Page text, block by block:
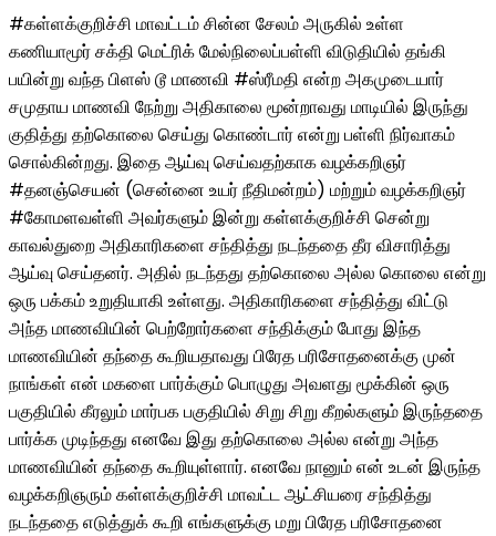
#கள்ளக்குறிச்சி மாவட்டம் சின்ன சேலம் அருகில் உள்ள
கணியாமூர் சக்தி மெட்ரிக் மேல்நிலைப்பள்ளி விடுதியில் தங்கி
பயின்று வந்த பிளஸ் டூ மாணவி #ஸ்ரீமதி என்ற அகமுடையார்
சமுதாய மாணவி நேற்று அதிகாலை மூன்றாவது மாடியில் இருந்து
குதித்து தற்கொலை செய்து கொண்டார் என்று பள்ளி நிர்வாகம்
சொல்கின்றது. இதை ஆய்வு செய்வதற்காக வழக்கறிஞர்
#தனஞ்செயன் (சென்னை உயர் நீதிமன்றம்) மற்றும் வழக்கறிஞர்
#கோமளவள்ளி அவர்களும் இன்று கள்ளக்குறிச்சி சென்று
காவல்துறை அதிகாரிகளை சந்தித்து நடந்ததை தீர விசாரித்து
ஆய்வு செய்தனர். அதில் நடந்தது தற்கொலை அல்ல கொலை என்று
ஒரு பக்கம் உறுதியாகி உள்ளது. அதிகாரிகளை சந்தித்து விட்டு
அந்த மாணவியின் பெற்றோர்களை சந்திக்கும் போது இந்த
மாணவியின் தந்தை கூறியதாவது பிரேத பரிசோதனைக்கு முன்
நாங்கள் என் மகளை பார்க்கும் பொழுது அவளது மூக்கின் ஒரு
பகுதியில் கீரலும் மார்பக பகுதியில் சிறு சிறு கீறல்களும் இருந்ததை
பார்க்க முடிந்தது எனவே இது தற்கொலை அல்ல என்று அந்த
மாணவியின் தந்தை கூறியுள்ளார். எனவே நானும் என் உடன் இருந்த
வழக்கறிஞரும் கள்ளக்குறிச்சி மாவட்ட ஆட்சியரை சந்தித்து
நடந்ததை எடுத்துக் கூறி எங்களுக்கு மறு பிரேத பரிசோதனை